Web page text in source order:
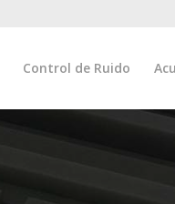
Control de Ruido